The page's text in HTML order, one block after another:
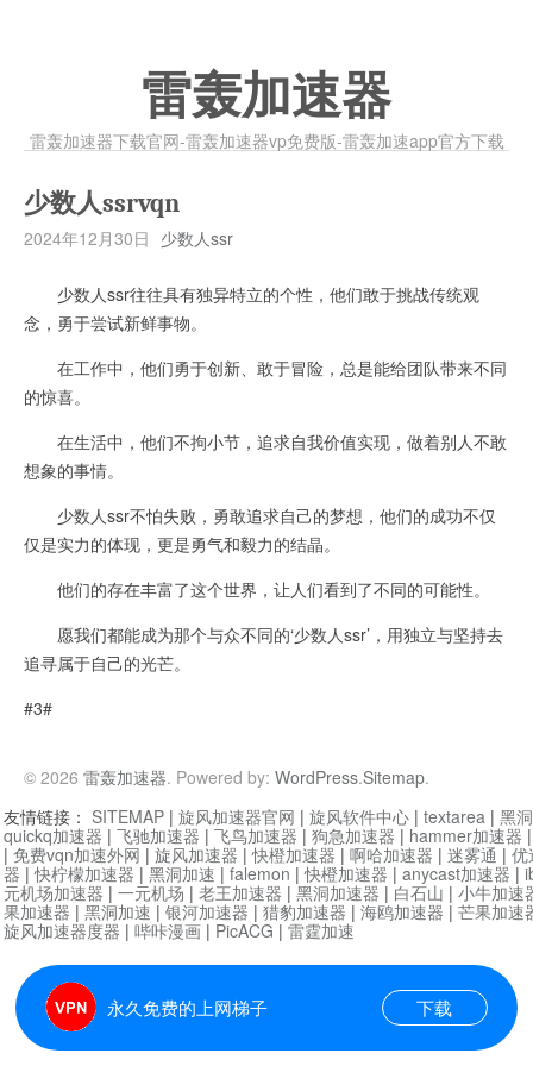
雷轰加速器
雷轰加速器下载官网-雷轰加速器vp免费版-雷轰加速app官方下载
少数人ssrvqn
2024年12月30日 少数人ssr
少数人ssr往往具有独异特立的个性，他们敢于挑战传统观
念，勇于尝试新鲜事物。
在工作中，他们勇于创新、敢于冒险，总是能给团队带来不同
的惊喜。
在生活中，他们不拘小节，追求自我价值实现，做着别人不敢
想象的事情。
少数人ssr不怕失败，勇敢追求自己的梦想，他们的成功不仅
仅是实力的体现，更是勇气和毅力的结晶。
他们的存在丰富了这个世界，让人们看到了不同的可能性。
愿我们都能成为那个与众不同的‘少数人ssr’，用独立与坚持去
追寻属于自己的光芒。
#3#
© 2026 雷轰加速器. Powered by: WordPress.Sitemap.
永久免费的上网梯子 下载
友情链接： SITEMAP | 旋风加速器官网 | 旋风软件中心 | textarea | 黑
quickq加速器 | 飞驰加速器 | 飞鸟加速器 | 狗急加速器 | hammer加速器
| 免费vqn加速外网 | 旋风加速器 |快橙加速器 | 啊哈加速器 | 迷雾通 | 优
器 |快柠檬加速器 | 黑洞加速 | falemon |快橙加速器 | anycast加速器 |
元机场加速器 | 一元机场 | 老王加速器 | 黑洞加速器 | 白石山 | 小牛加速
果加速器 | 黑洞加速 | 银河加速器 | 猎豹加速器 | 海鸥加速器 | 芒果加速
旋风加速器度器 | 哔咔漫画 | PicACG | 雷霆加速